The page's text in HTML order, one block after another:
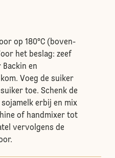
op 180°C (boven-
het beslag: zeef
Backin en
Voeg de suiker
toe. Schenk de
erbij en mix
of handmixer tot
vervolgens de